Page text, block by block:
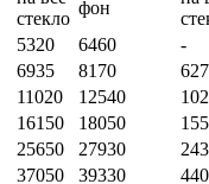
стекло
фон
5320 6460
-
6935 8170
11020 12540
16150 18050
25650 27930
37050 39330